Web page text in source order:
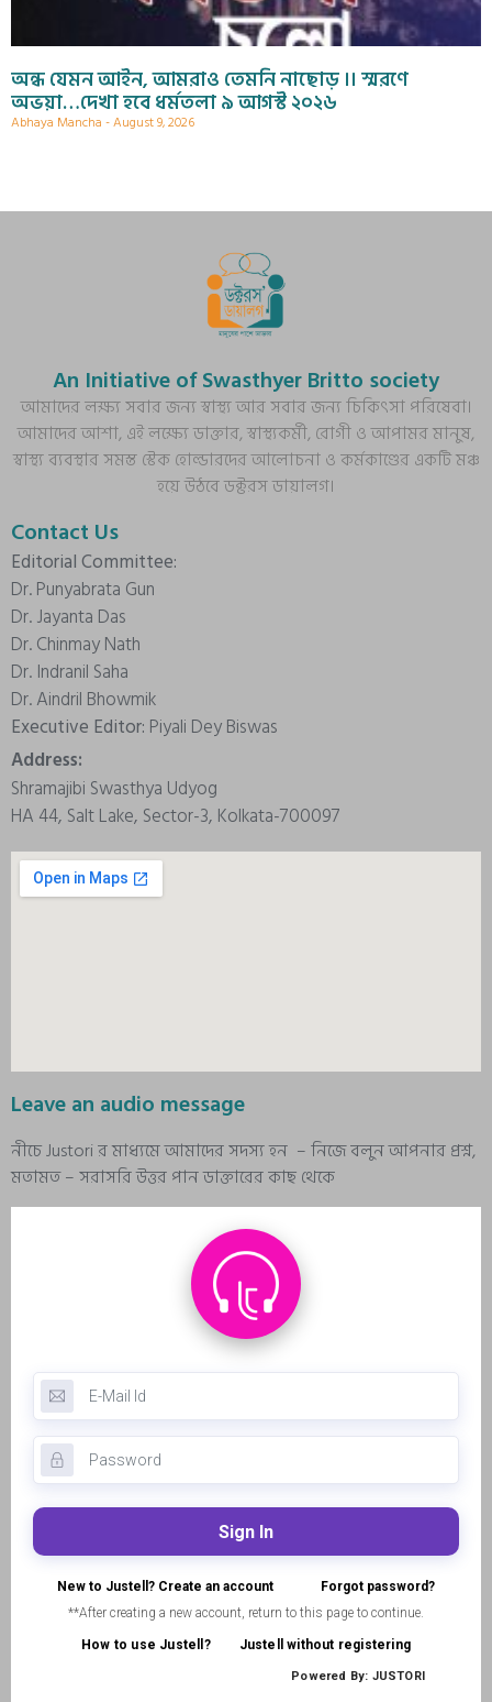
অন্ধ যেমন আইন, আমরাও তেমনি নাছোড় ।। স্মরণে
অভয়া…দেখা হবে ধর্মতলা ৯ আগস্ট ২০২৬
Abhaya Mancha August 9, 2026
An Initiative of Swasthyer Britto society
আমাদের লক্ষ্য সবার জন্য স্বাস্থ্য আর সবার জন্য চিকিৎসা পরিষেবা।
আমাদের আশা, এই লক্ষ্যে ডাক্তার, স্বাস্থ্যকর্মী, রোগী ও আপামর মানুষ,
স্বাস্থ্য ব্যবস্থার সমস্ত স্টেক হোল্ডারদের আলোচনা ও কর্মকাণ্ডের একটি মঞ্চ
হয়ে উঠবে ডক্টরস ডায়ালগ।
Contact Us
Editorial Committee:
Dr. Punyabrata Gun
Dr. Jayanta Das
Dr. Chinmay Nath
Dr. Indranil Saha
Dr. Aindril Bhowmik
Executive Editor: Piyali Dey Biswas
Address:
Shramajibi Swasthya Udyog
HA 44, Salt Lake, Sector-3, Kolkata-700097
Leave an audio message
নীচে Justori র মাধ্যমে আমাদের সদস্য হন – নিজে বলুন আপনার প্রশ্ন,
মতামত – সরাসরি উত্তর পান ডাক্তারের কাছ থেকে